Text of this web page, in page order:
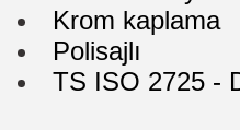
Krom kaplama
Polisajlı
TS ISO 2725 -